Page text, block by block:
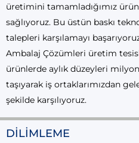
üretimini tamamladığımız
sağlıyoruz. Bu üstün baskı
talepleri karşılamayı
Ambalaj Çözümleri üretim
ürünlerde aylık düzeyleri
taşıyarak iş ortaklarımızdan
şekilde karşılıyoruz.
DİLİMLEME